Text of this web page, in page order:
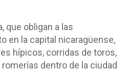
que obligan a las
en la capital nicaragüense,
hípicos, corridas de toros,
dentro de la ciudad